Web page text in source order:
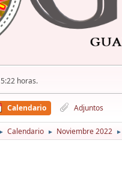
horas.
Calendario Adjuntos
► Calendario ► Noviembre 2022 ►